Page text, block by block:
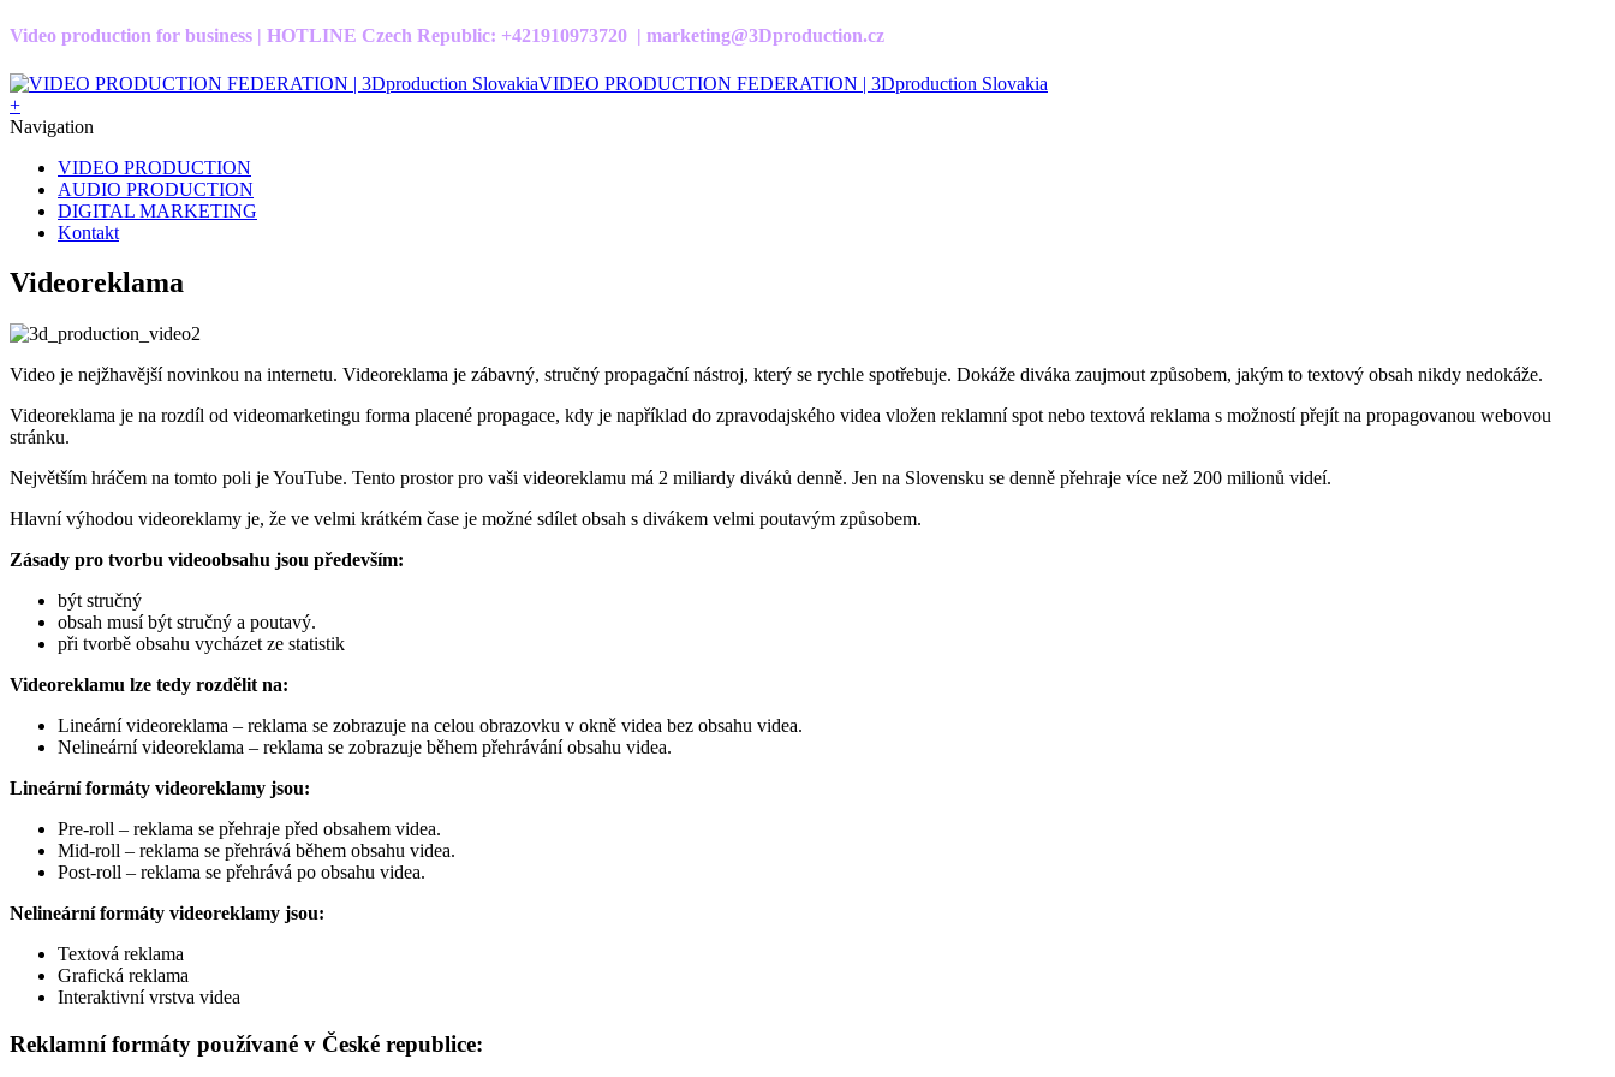
Video production for business | HOTLINE Czech Republic: +421910973720 | marketing@3Dproduction.cz
VIDEO PRODUCTION FEDERATION | 3Dproduction Slovakia
+
Navigation
VIDEO PRODUCTION
AUDIO PRODUCTION
DIGITAL MARKETING
Kontakt
Videoreklama
Video je nejžhavější novinkou na internetu. Videoreklama je zábavný, stručný propagační nástroj, který se rychle spotřebuje. Dokáže diváka zaujmout způsobem, jakým to textový obsah nikdy nedokáže.
Videoreklama je na rozdíl od videomarketingu forma placené propagace, kdy je například do zpravodajského videa vložen reklamní spot nebo textová reklama s možností přejít na propagovanou webovou
stránku.
Největším hráčem na tomto poli je YouTube. Tento prostor pro vaši videoreklamu má 2 miliardy diváků denně. Jen na Slovensku se denně přehraje více než 200 milionů videí.
Hlavní výhodou videoreklamy je, že ve velmi krátkém čase je možné sdílet obsah s divákem velmi poutavým způsobem.
Zásady pro tvorbu videoobsahu jsou především:
být stručný
obsah musí být stručný a poutavý.
při tvorbě obsahu vycházet ze statistik
Videoreklamu lze tedy rozdělit na:
Lineární videoreklama – reklama se zobrazuje na celou obrazovku v okně videa bez obsahu videa.
Nelineární videoreklama – reklama se zobrazuje během přehrávání obsahu videa.
Lineární formáty videoreklamy jsou:
Pre-roll – reklama se přehraje před obsahem videa.
Mid-roll – reklama se přehrává během obsahu videa.
Post-roll – reklama se přehrává po obsahu videa.
Nelineární formáty videoreklamy jsou:
Textová reklama
Grafická reklama
Interaktivní vrstva videa
Reklamní formáty používané v České republice: